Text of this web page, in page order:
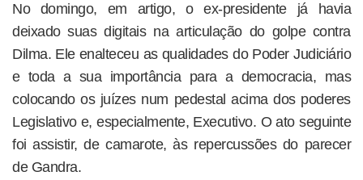
No domingo, em artigo, o ex-presidente já havia
deixado suas digitais na articulação do golpe contra
Dilma. Ele enalteceu as qualidades do Poder Judiciário
e toda a sua importância para a democracia, mas
colocando os juízes num pedestal acima dos poderes
Legislativo e, especialmente, Executivo. O ato seguinte
foi assistir, de camarote, às repercussões do parecer
de Gandra.